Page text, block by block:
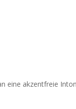
eine akzentfreie